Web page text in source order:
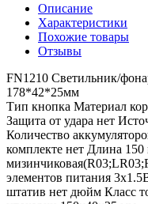
Описание
Характеристики
Похожие товары
Отзывы
FN1210 Светильник/
178*42*25мм
Тип кнопка Материал
Защита от удара нет
Количество
комплекте нет Длина
элементов питания
штатив нет дюйм Класс